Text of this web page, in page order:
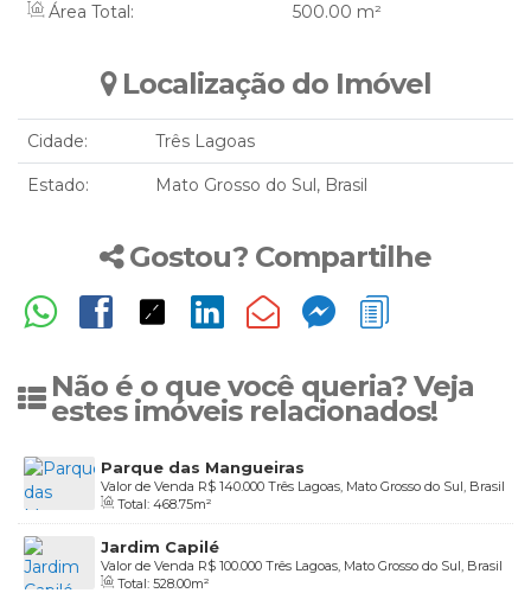
Área Total: 500.00 m²
Localização do Imóvel
Cidade: Três Lagoas
Estado: Mato Grosso do Sul, Brasil
Gostou? Compartilhe
Não é o que você queria? Veja
estes imóveis relacionados!
Parque das Mangueiras
R$ 140.000
Valor de Venda
Três Lagoas, Mato Grosso do Sul, Brasil
Total: 468.75m²
Jardim Capilé
R$ 100.000
Valor de Venda
Três Lagoas, Mato Grosso do Sul, Brasil
Total: 528.00m²